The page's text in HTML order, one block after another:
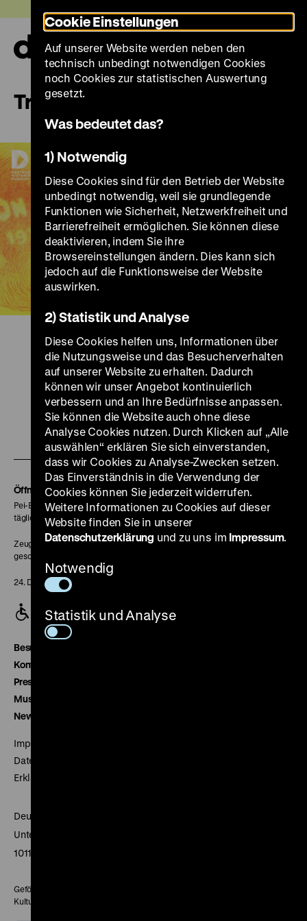
zum
Seiteninhalt
springen
Trailer
Play
Zu
unserer
Instagram
Seite
Zu
unserer
YouTube
Seite
Zu
unserer
Facebook
Seite
Zu
unserer
LinkedIn
Seite
Seite
Zu
unserer
Soundcloud
Seite
Öffnungszeiten
Pei-Bau:
täglich 10-18 Uhr
Zeughaus:
geschlossen
24. Dezember geschlossen
Besucherservice
Kontakt
Presse
Museumsverein
Newsletter
Impressum
Datenschutz
Erklärung digitale Barrierefreiheit
Deutsches Historisches Museum
Unter den Linden 2
10117 Berlin
Gefördert mit Mitteln des Beauftragten der Bundesregierung für
Kultur und Medien
Cookie Einstellungen
Auf unserer Website werden neben den
technisch unbedingt notwendigen Cookies
noch Cookies zur statistischen Auswertung
gesetzt.
Was bedeutet das?
1) Notwendig
Diese Cookies sind für den Betrieb der Website
unbedingt notwendig, weil sie grundlegende
Funktionen wie Sicherheit, Netzwerkfreiheit und
Barrierefreiheit ermöglichen. Sie können diese
deaktivieren, indem Sie ihre
Browsereinstellungen ändern. Dies kann sich
jedoch auf die Funktionsweise der Website
auswirken.
2) Statistik und Analyse
Diese Cookies helfen uns, Informationen über
die Nutzungsweise und das Besucherverhalten
auf unserer Website zu erhalten. Dadurch
können wir unser Angebot kontinuierlich
verbessern und an Ihre Bedürfnisse anpassen.
Sie können die Website auch ohne diese
Analyse Cookies nutzen. Durch Klicken auf „Alle
auswählen“ erklären Sie sich einverstanden,
dass wir Cookies zu Analyse-Zwecken setzen.
Das Einverständnis in die Verwendung der
Cookies können Sie jederzeit widerrufen.
Weitere Informationen zu Cookies auf dieser
Website finden Sie in unserer
Datenschutzerklärung und zu uns im Impressum.
Notwendig
Statistik und Analyse